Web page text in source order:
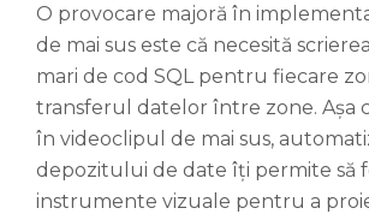
O provocare majoră în
de mai sus este că necesită
mari de cod SQL pentru fiecare
transferul datelor între zone. Așa
în videoclipul de mai sus,
depozitului de date îți permite să
instrumente vizuale pentru a